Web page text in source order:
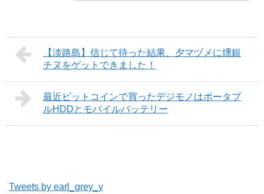
【淡路島】信じて待った結果、夕マヅメに燻銀
チヌをゲットできました！
最近ビットコインで買ったデジモノはポータブ
ルHDDとモバイルバッテリー
Tweets by earl_grey_y